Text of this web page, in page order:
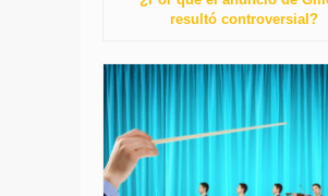
resultó controversial?